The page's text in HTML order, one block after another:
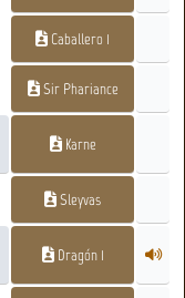
Caballero 1
Sir Phariance
Karne
Sleyvas
Dragón 1